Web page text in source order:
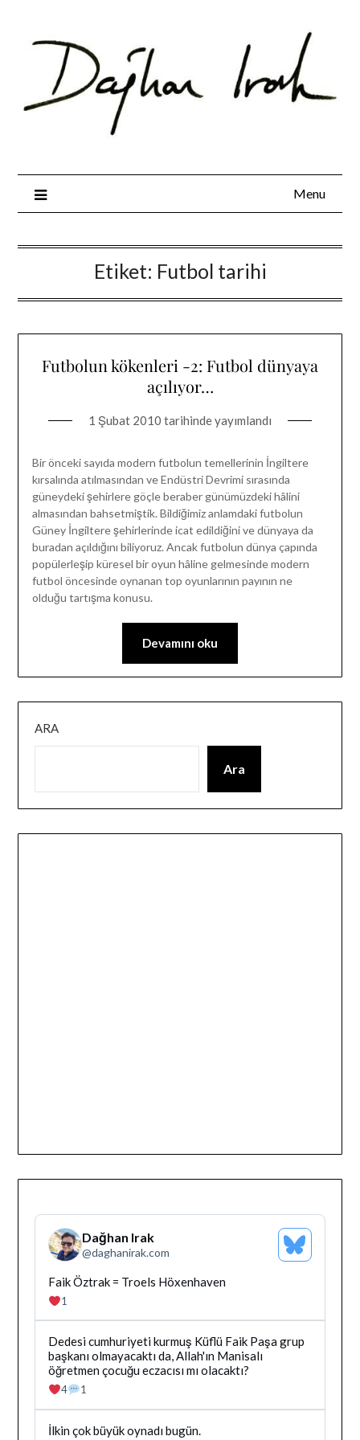
content
Menu
Etiket: Futbol tarihi
Futbolun kökenleri -2: Futbol dünyaya
açılıyor…
1 Şubat 2010 tarihinde yayımlandı
Bir önceki sayıda modern futbolun temellerinin İngiltere
kırsalında atılmasından ve Endüstri Devrimi sırasında
güneydeki şehirlere göçle beraber günümüzdeki hâlini
almasından bahsetmiştik. Bildiğimiz anlamdaki futbolun
Güney İngiltere şehirlerinde icat edildiğini ve dünyaya da
buradan açıldığını biliyoruz. Ancak futbolun dünya çapında
popülerleşip küresel bir oyun hâline gelmesinde modern
futbol öncesinde oynanan top oyunlarının payının ne
olduğu tartışma konusu.
Devamını oku
ARA
Ara
Dağhan Irak
@daghanirak.com
Bluesky
Profilini
Bluesky'da
Dağhan
Irak
tarafindan
yazilan
gonderiyi
goruntule
Faik Öztrak = Troels Höxenhaven
1
Bluesky'da
Dağhan
Irak
tarafindan
yazilan
gonderiyi
goruntule
Dedesi cumhuriyeti kurmuş Küflü Faik Paşa grup
başkanı olmayacaktı da, Allah'ın Manisalı
öğretmen çocuğu eczacısı mı olacaktı?
4 1
Bluesky'da
İlkin çok büyük oynadı bugün.